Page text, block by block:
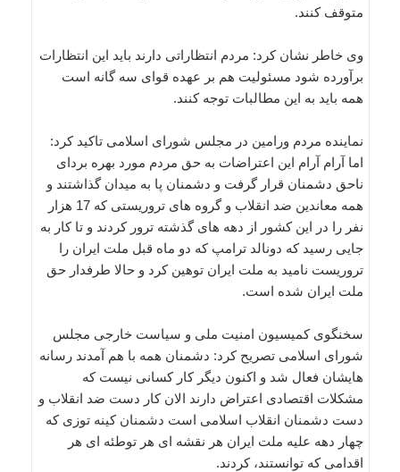
متوقف کنند.
وی خاطر نشان کرد: مردم انتظاراتی دارند باید این انتظارات
برآورده شود مسئولیت هم بر عهده قوای سه گانه است
همه باید به این مطالبات توجه کنند.
نماینده مردم ورامین در مجلس شورای اسلامی تاکید کرد:
اما آرام آرام این اعتراضات به حق مردم مورد بهره بردای
ناحق دشمنان قرار گرفت و دشمنان پا به میدان گذاشتند و
همه معاندین ضد انقلاب و گروه های تروریستی که 17 هزار
نفر را در این کشور از دهه های گذشته ترور کردند و تا کار به
جایی رسید که دونالد ترامپ که دو ماه قبل ملت ایران را
تروریست نامید به ملت ایران توهین کرد و حالا طرفدار حق
ملت ایران شده است.
سخنگوی کمیسیون امنیت ملی و سیاست خارجی مجلس
شورای اسلامی تصریح کرد: دشمنان همه با هم آمدند رسانه
هایشان فعال شد و اکنون دیگر کار کسانی نیست که
مشکلات اقتصادی اعتراض دارند الان کار دست ضد انقلاب و
دست دشمنان انقلاب اسلامی است دشمنان کینه توزی که
چهار دهه علیه ملت ایران هر نقشه ای هر توطئه ای هر
اقدامی که توانستند، کردند.